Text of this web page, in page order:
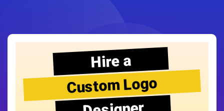
Hire a
Custom Logo